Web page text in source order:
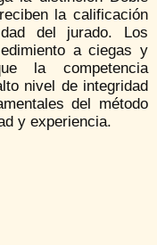
la calificación
del jurado. Los
a ciegas y
la competencia
nivel de integridad
del método
y experiencia.